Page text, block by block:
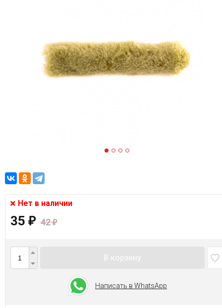
Нет в наличии
35 ₽ 42₽
Написать в WhatsApp